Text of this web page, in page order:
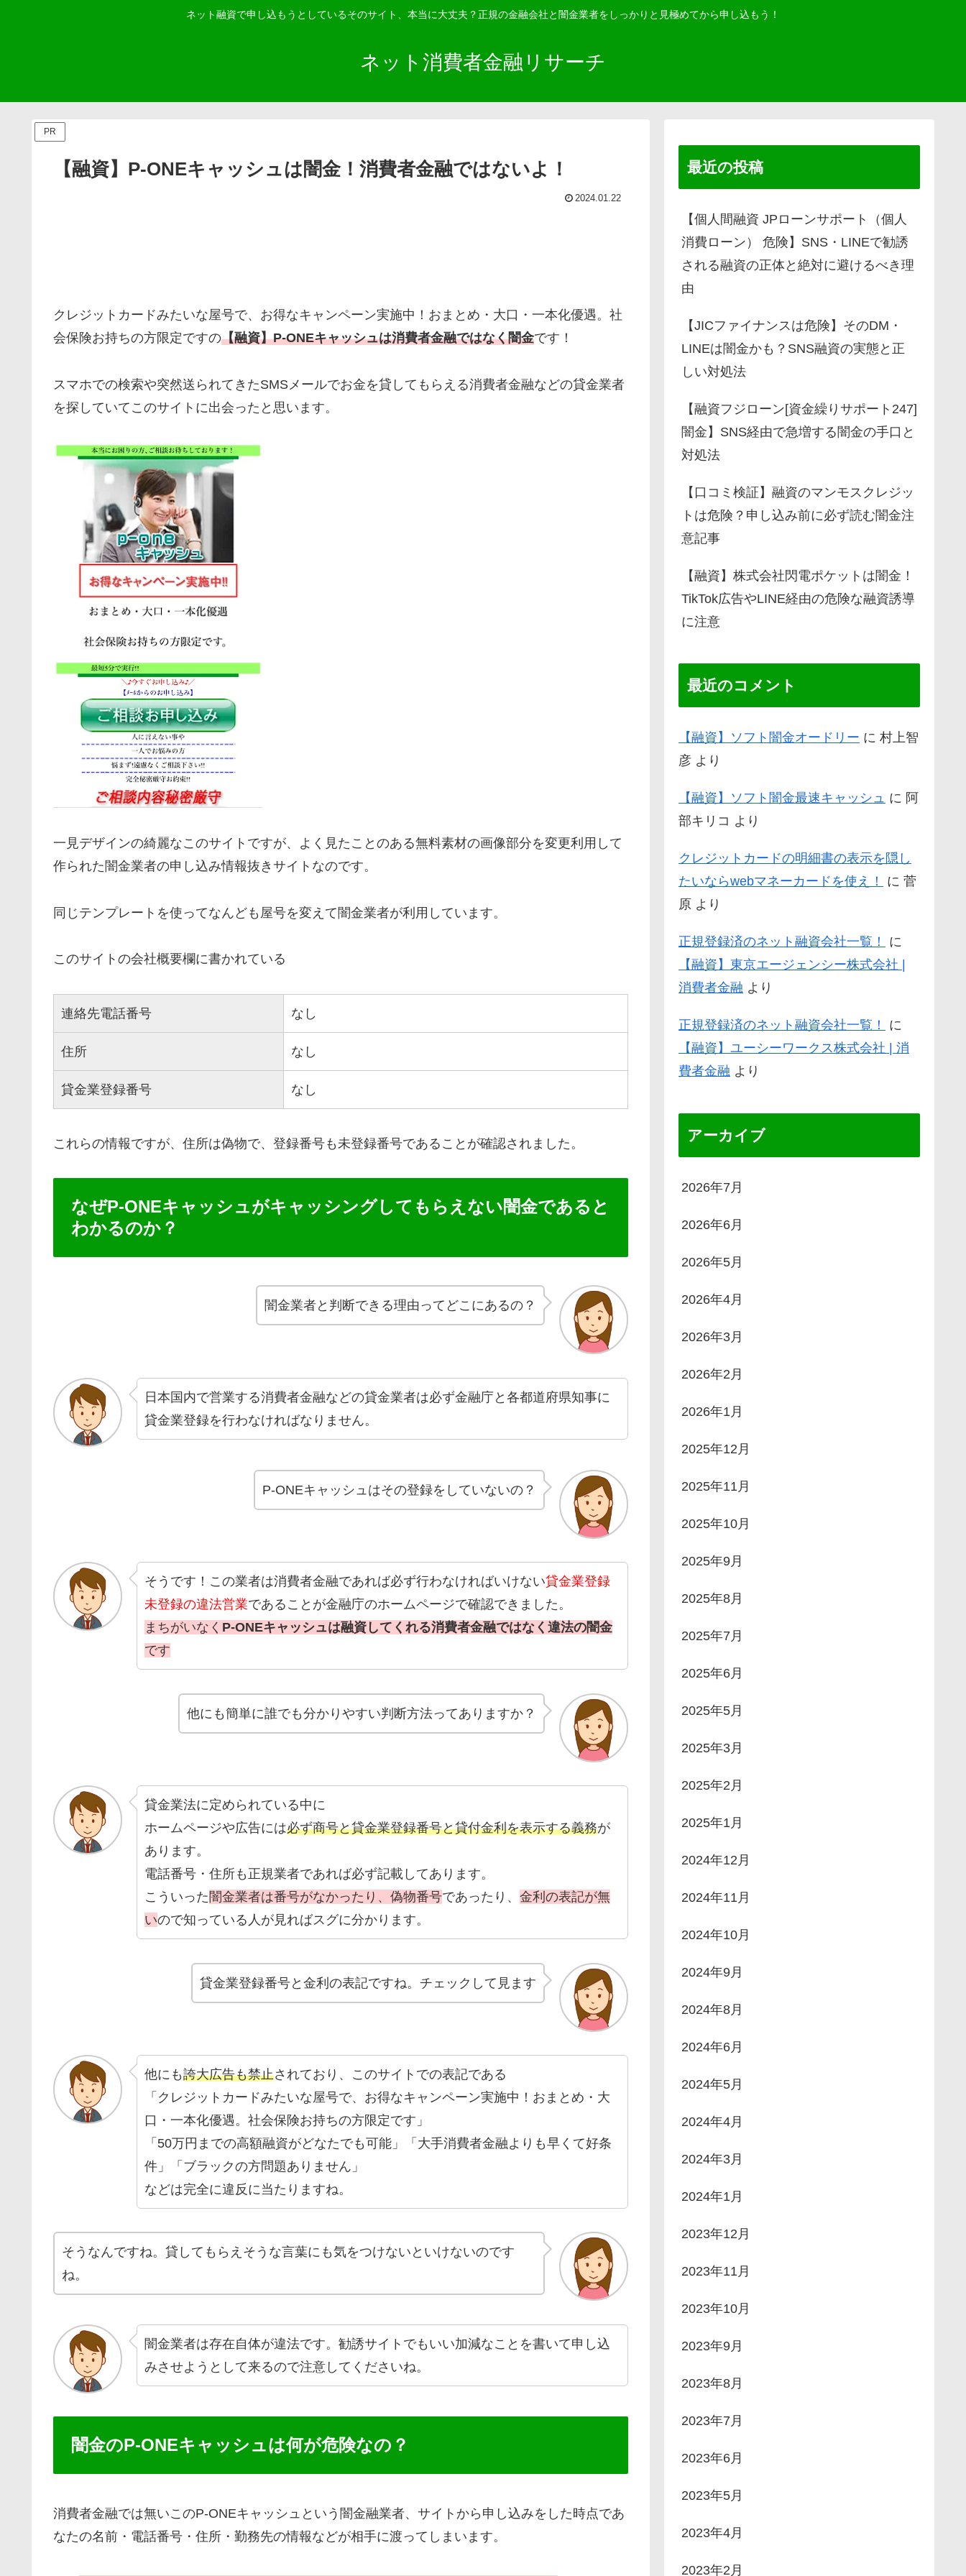
ネット融資で申し込もうとしているそのサイト、本当に大丈夫？正規の金融会社と闇金業者をしっかりと見極めてから申し込もう！
ネット消費者金融リサーチ
PR
【融資】P-ONEキャッシュは闇金！消費者金融ではないよ！
2024.01.22
クレジットカードみたいな屋号で、お得なキャンペーン実施中！おまとめ・大口・一本化優遇。社
会保険お持ちの方限定ですの【融資】P-ONEキャッシュは消費者金融ではなく闇金です！
スマホでの検索や突然送られてきたSMSメールでお金を貸してもらえる消費者金融などの貸金業者
を探していてこのサイトに出会ったと思います。
一見デザインの綺麗なこのサイトですが、よく見たことのある無料素材の画像部分を変更利用して
作られた闇金業者の申し込み情報抜きサイトなのです。
同じテンプレートを使ってなんども屋号を変えて闇金業者が利用しています。
このサイトの会社概要欄に書かれている
連絡先電話番号 なし
住所 なし
貸金業登録番号 なし
これらの情報ですが、住所は偽物で、登録番号も未登録番号であることが確認されました。
なぜP-ONEキャッシュがキャッシングしてもらえない闇金であると
わかるのか？
闇金業者と判断できる理由ってどこにあるの？
日本国内で営業する消費者金融などの貸金業者は必ず金融庁と各都道府県知事に
貸金業登録を行わなければなりません。
P-ONEキャッシュはその登録をしていないの？
そうです！この業者は消費者金融であれば必ず行わなければいけない貸金業登録
未登録の違法営業であることが金融庁のホームページで確認できました。
まちがいなく P-ONEキャッシュは融資してくれる消費者金融ではなく違法の闇金
です
他にも簡単に誰でも分かりやすい判断方法ってありますか？
貸金業法に定められている中に
ホームページや広告には必ず商号と貸金業登録番号と貸付金利を表示する義務が
あります。
電話番号・住所も正規業者であれば必ず記載してあります。
こういった 闇金業者は番号がなかったり、偽物番号であったり、 金利の表記が無
いので知っている人が見ればスグに分かります。
貸金業登録番号と金利の表記ですね。チェックして見ます
他にも誇大広告も禁止されており、このサイトでの表記である
「クレジットカードみたいな屋号で、お得なキャンペーン実施中！おまとめ・大
口・一本化優遇。社会保険お持ちの方限定です」
「50万円までの高額融資がどなたでも可能」「大手消費者金融よりも早くて好条
件」「ブラックの方問題ありません」
などは完全に違反に当たりますね。
そうなんですね。貸してもらえそうな言葉にも気をつけないといけないのです
ね。
闇金業者は存在自体が違法です。勧誘サイトでもいい加減なことを書いて申し込
みさせようとして来るので注意してくださいね。
闇金のP-ONEキャッシュは何が危険なの？
消費者金融では無いこのP-ONEキャッシュという闇金融業者、サイトから申し込みをした時点であ
なたの名前・電話番号・住所・勤務先の情報などが相手に渡ってしまいます。
最近の投稿
【個人間融資 JPローンサポート（個人
消費ローン） 危険】SNS・LINEで勧誘
される融資の正体と絶対に避けるべき理
由
【JICファイナンスは危険】そのDM・
LINEは闇金かも？SNS融資の実態と正
しい対処法
【融資フジローン[資金繰りサポート247]
闇金】SNS経由で急増する闇金の手口と
対処法
【口コミ検証】融資のマンモスクレジッ
トは危険？申し込み前に必ず読む闇金注
意記事
【融資】株式会社閃電ポケットは闇金！
TikTok広告やLINE経由の危険な融資誘導
に注意
最近のコメント
【融資】ソフト闇金オードリー に 村上智
彦 より
【融資】ソフト闇金最速キャッシュ に 阿
部キリコ より
クレジットカードの明細書の表示を隠し
たいならwebマネーカードを使え！
に 菅
原 より
正規登録済のネット融資会社一覧！
に
【融資】東京エージェンシー株式会社 |
消費者金融 より
正規登録済のネット融資会社一覧！
に
【融資】ユーシーワークス株式会社 | 消
費者金融 より
アーカイブ
2026年7月
2026年6月
2026年5月
2026年4月
2026年3月
2026年2月
2026年1月
2025年12月
2025年11月
2025年10月
2025年9月
2025年8月
2025年7月
2025年6月
2025年5月
2025年3月
2025年2月
2025年1月
2024年12月
2024年11月
2024年10月
2024年9月
2024年8月
2024年6月
2024年5月
2024年4月
2024年3月
2024年1月
2023年12月
2023年11月
2023年10月
2023年9月
2023年8月
2023年7月
2023年6月
2023年5月
2023年4月
2023年2月